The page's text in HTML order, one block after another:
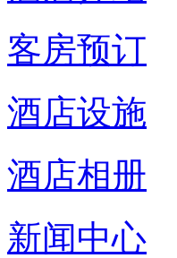
客房预订
酒店设施
酒店相册
新闻中心